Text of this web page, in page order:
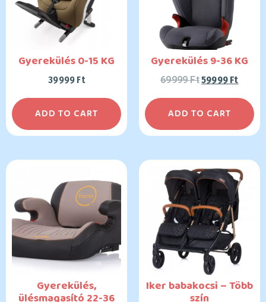
Gyerekülés 0-15 KG
39999 Ft
ADD TO CART
Gyerekülés 9-36 KG
69999Ft59999 Ft
ADD TO CART
Gyerekülés,
ülésmagasító 22-36
Iker babakocsi – Több
szín